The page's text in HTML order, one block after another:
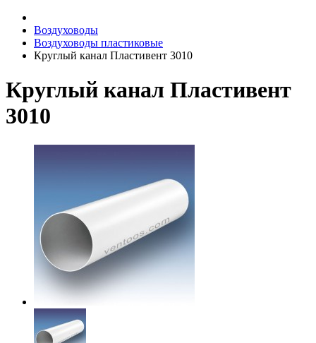
Воздуховоды
Воздуховоды пластиковые
Круглый канал Пластивент 3010
Круглый канал Пластивент
3010